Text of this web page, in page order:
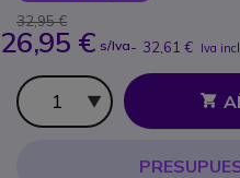
32,95 €
26,95 € s/Iva- 32,61 € Iva
Cantidad